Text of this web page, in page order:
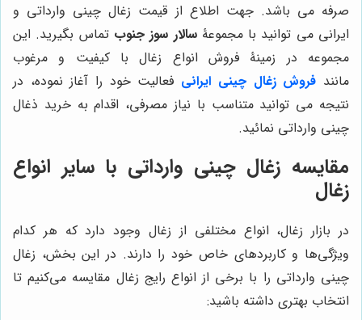
صرفه می باشد. جهت اطلاع از قیمت زغال چینی وارداتی و
ایرانی می توانید با مجموعۀسالار سوز جنوب تماس بگیرید. این
مجموعه در زمینۀ فروش انواع زغال با کیفیت و مرغوب
مانند فروش زغال چینی ایرانی فعالیت خود را آغاز نموده، در
نتیجه می توانید متناسب با نیاز مصرفی، اقدام به خرید ذغال
چینی وارداتی نمائید.
مقایسه زغال چینی وارداتی با سایر انواع
زغال
در بازار زغال، انواع مختلفی از زغال وجود دارد که هر کدام
ویژگی‌ها و کاربردهای خاص خود را دارند. در این بخش، زغال
چینی وارداتی را با برخی از انواع رایج زغال مقایسه می‌کنیم تا
انتخاب بهتری داشته باشید: